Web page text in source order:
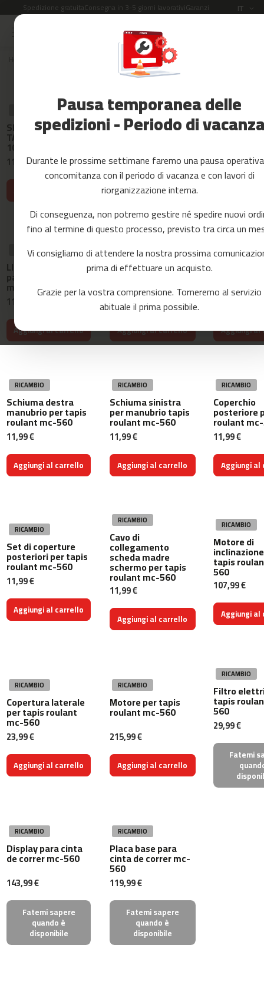
Pausa temporanea delle
spedizioni - Periodo di
Durante le prossime settimane faremo una pausa
concomitanza con il periodo di vacanza e con lavori di
riorganizzazione interna.
Di conseguenza, non potremo gestire né spedire nuovi
fino al termine di questo processo, previsto tra circa un
Vi consigliamo di attendere la nostra prossima
prima di effettuare un acquisto.
Grazie per la vostra comprensione. Torneremo al servizio
abituale il prima possibile.
Spedizione gratuitaConsegna in 3-5 giorni lavorativiGaranzia di 2 anni
Salta
al
Lingua
IT
Pilates
m
c
0
m
c
-
9
m
0
0
m
c
-
2
0
6
0
m
c
2
0
-
2
6
0
m
c
-
4
0
0
MC-560
SILICONE PER
TAPIS ROULANT X
10 ml
11,99 €
RICAMBIO
Cavo di
collegamento 220 V
mc-560
11,99 €
Aggiungi al carrello
RICAMBIO
Kit di
11,99 €
RICAMBIO
Llave de seguridad
para cinta de correr
mc-560
11,99 €
Aggiungi al carrello
RICAMBIO
Cinghia multicanale
per tapis roulant
mc-560
15,99 €
Aggiungi al carrello
RICAMBIO
560
Aggiungi
RICAMBIO
Schiuma destra
manubrio per tapis
roulant mc-560
11,99 €
Aggiungi al carrello
RICAMBIO
Schiuma sinistra
per manubrio tapis
roulant mc-560
11,99 €
Aggiungi al carrello
RICAMBIO
Coperchio
posteriore
roulant
11,99 €
Aggiungi
RICAMBIO
Set di coperture
posteriori per tapis
roulant mc-560
11,99 €
Aggiungi al carrello
RICAMBIO
Cavo di
collegamento
scheda madre
schermo per tapis
roulant mc-560
11,99 €
Aggiungi al carrello
RICAMBIO
Motore di
tapis
560
107,99 €
Aggiungi
RICAMBIO
Copertura laterale
per tapis roulant
mc-560
23,99 €
Aggiungi al carrello
RICAMBIO
Motore per tapis
roulant mc-560
215,99 €
Aggiungi al carrello
RICAMBIO
Filtro
tapis
560
29,99 €
Fatemi
RICAMBIO
Display para cinta
de correr mc-560
143,99 €
Fatemi sapere
quando è
disponibile
RICAMBIO
Placa base para
cinta de correr mc-
560
119,99 €
Fatemi sapere
quando è
disponibile